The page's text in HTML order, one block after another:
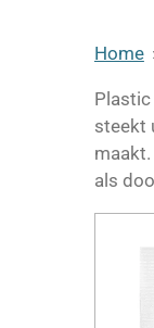
Home
steekt
als